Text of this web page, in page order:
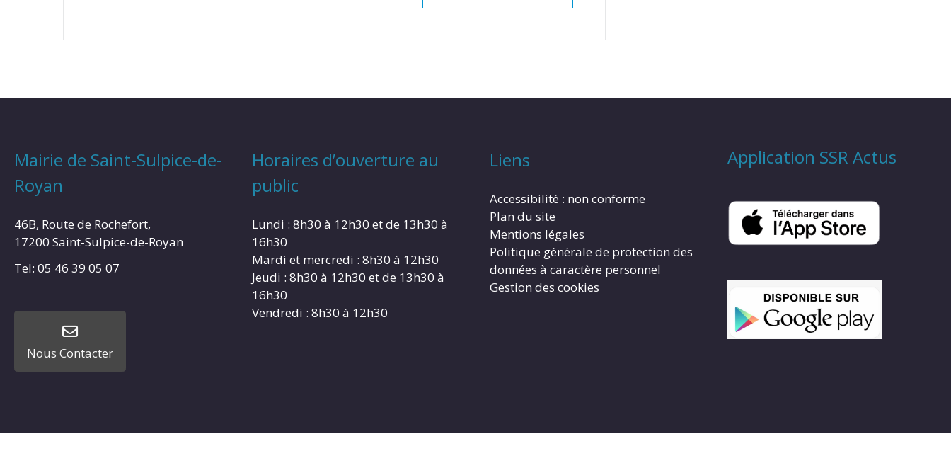
Mairie de Saint-Sulpice-de-
Royan
46B, Route de Rochefort,
17200 Saint-Sulpice-de-Royan
Tel: 05 46 39 05 07
Nous Contacter
Horaires d’ouverture au
public
Lundi : 8h30 à 12h30 et de 13h30 à
16h30
Mardi et mercredi : 8h30 à 12h30
Jeudi : 8h30 à 12h30 et de 13h30 à
16h30
Vendredi : 8h30 à 12h30
Liens
Accessibilité : non conforme
Plan du site
Mentions légales
Politique générale de protection des
données à caractère personnel
Gestion des cookies
Application SSR Actus